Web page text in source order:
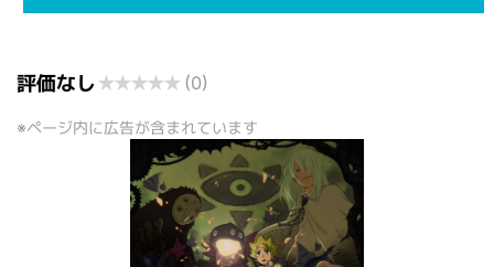
評価なし★★★★★ (0)
※ページ内に広告が含まれています